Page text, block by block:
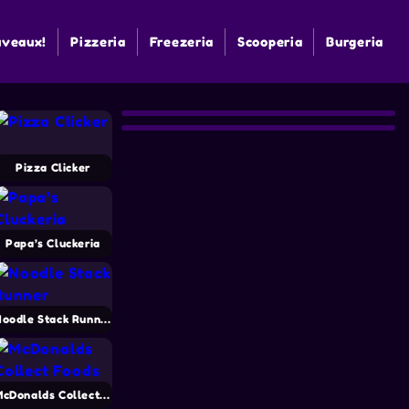
Pizzeria Freezeria Scooperia Burgeria
Pizza Clicker
Papa’s Cluckeria
Noodle Stack Runner
McDonalds Collect Foods